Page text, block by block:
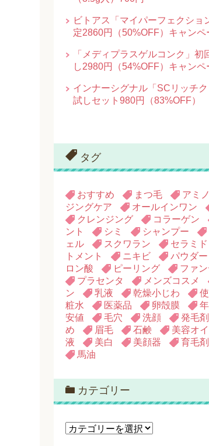
ビトアス「マイパーフェクショ
定2860円（50%OFF）キャンペ
「メディプラスゲルコンク」初
し2980円（54%OFF）キャンペ
インナーシグナル「SCリッチ
試しセット980円（83%OFF）
タグ
おすすめ まつ毛 アミ
ジングケア
オールインワン
クレンジング
コラーゲン
ント
シミ シャンプー
ェル
スクワラン セラミド
トメント
ニキビ パウダー
ロン酸
ピーリング
ファ
プラセンタ
メンズコスメ
ン
乳液 乾燥小じわ
粧水
医薬品 卵殻膜
安値
毛穴 洗顔 発毛剤
め
眉毛 石鹸 美容オ
液
美白 美顔器 育毛剤
馬油
カテゴリー
カ